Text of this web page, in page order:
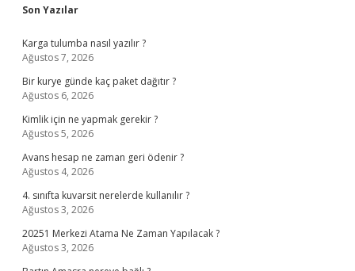
Sidebar
Son Yazılar
Karga tulumba nasıl yazılır ?
Ağustos 7, 2026
Bir kurye günde kaç paket dağıtır ?
Ağustos 6, 2026
Kimlik için ne yapmak gerekir ?
Ağustos 5, 2026
Avans hesap ne zaman geri ödenir ?
Ağustos 4, 2026
4. sınıfta kuvarsit nerelerde kullanılır ?
Ağustos 3, 2026
20251 Merkezi Atama Ne Zaman Yapılacak ?
Ağustos 3, 2026